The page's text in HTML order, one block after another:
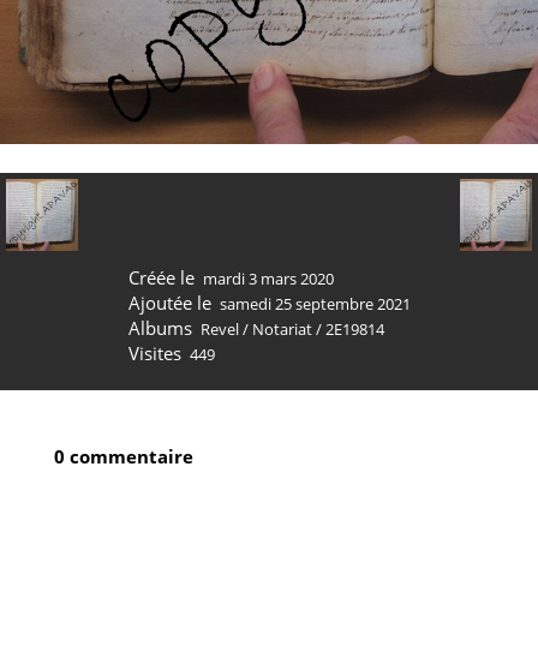
Créée le mardi 3 mars 2020
Ajoutée le samedi 25 septembre 2021
Albums Revel/ Notariat/2E19814
Visites 449
0 commentaire